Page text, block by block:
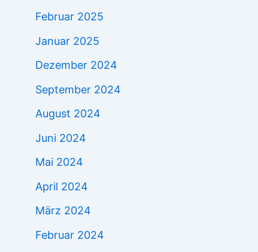
Februar 2025
Januar 2025
Dezember 2024
September 2024
August 2024
Juni 2024
Mai 2024
April 2024
März 2024
Februar 2024